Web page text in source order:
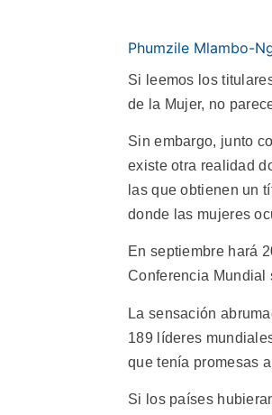
Phumzile Mlambo-
Si leemos los
de la Mujer, no
Sin embargo, junto
existe otra realidad
las que obtienen un
donde las mujeres
En septiembre hará
Conferencia Mundial
La sensación
189 líderes
que tenía promesas
Si los países